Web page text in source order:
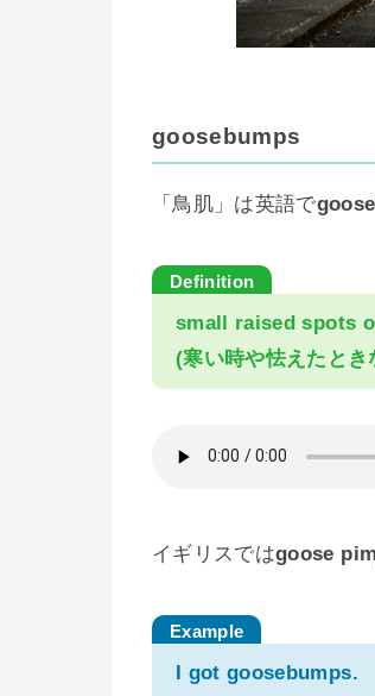
goosebumps
「鳥肌」は英語で
small raised spots
(寒い時や怯えたと
イギリスではgoose
I got goosebumps.